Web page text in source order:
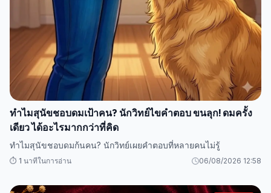
ทำไมสุนัขชอบดมเป้าคน? นักวิทย์ไขคำตอบ ขนลุก! ดมครั้ง
เดียว ได้อะไรมากกว่าที่คิด
ทำไมสุนัขชอบดมก้นคน? นักวิทย์เผยคำตอบที่หลายคนไม่รู้
⏱️ 1 นาทีในการอ่าน 06/08/2026 12:58